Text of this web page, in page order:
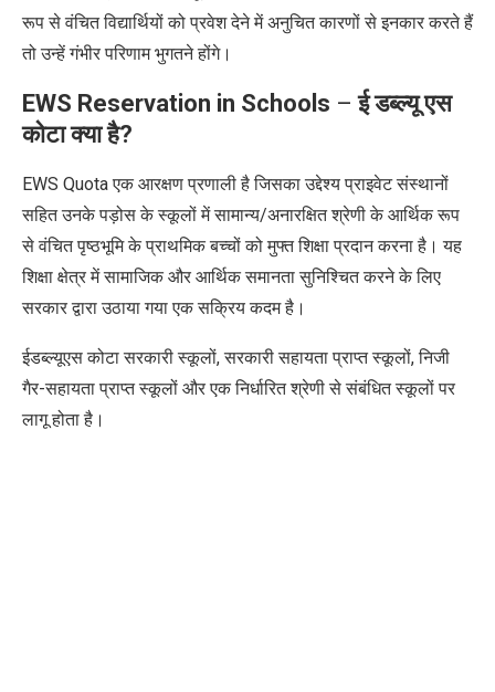
रूप से वंचित विद्यार्थियों को प्रवेश देने में अनुचित कारणों से इनकार करते हैं
तो उन्हें गंभीर परिणाम भुगतने होंगे।
EWS Reservation in Schools –ई डब्ल्यू एस
कोटा क्या है?
EWS Quotaएक आरक्षण प्रणाली है जिसका उद्देश्य प्राइवेट संस्थानों
सहित उनके पड़ोस के स्कूलों में सामान्य/अनारक्षित श्रेणी के आर्थिक रूप
से वंचित पृष्ठभूमि के प्राथमिक बच्चों को मुफ्त शिक्षा प्रदान करना है। यह
शिक्षा क्षेत्र में सामाजिक और आर्थिक समानता सुनिश्चित करने के लिए
सरकार द्वारा उठाया गया एक सक्रिय कदम है।
ईडब्ल्यूएस कोटा सरकारी स्कूलों,सरकारी सहायता प्राप्त स्कूलों,निजी
गैर-सहायता प्राप्त स्कूलों और एक निर्धारित श्रेणी से संबंधित स्कूलों पर
लागू होता है।